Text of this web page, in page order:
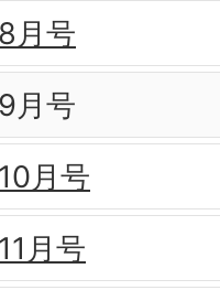
月号
月号
月号
月号